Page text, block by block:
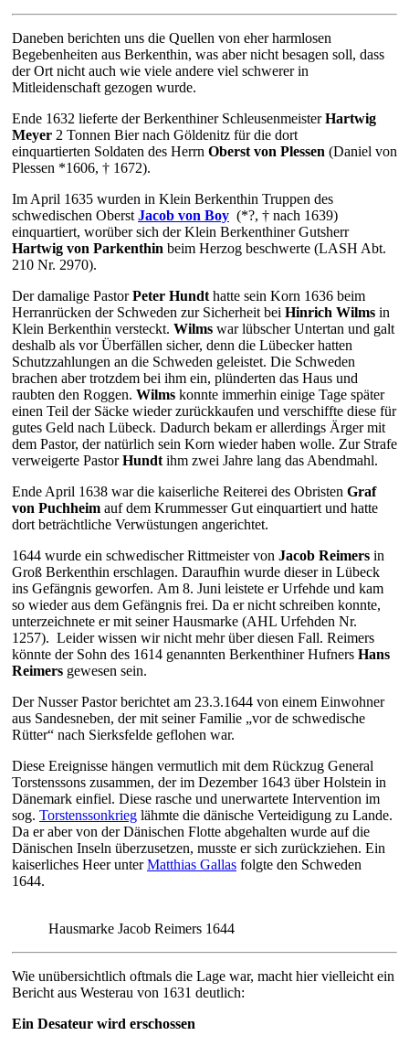
Daneben berichten uns die Quellen von eher harmlosen
Begebenheiten aus Berkenthin, was aber nicht besagen soll, dass
der Ort nicht auch wie viele andere viel schwerer in
Mitleidenschaft gezogen wurde.
Ende 1632 lieferte der Berkenthiner SchleusenmeisterHartwig
Meyer 2 Tonnen Bier nach Göldenitz für die dort
einquartierten Soldaten des Herrn Oberst von Plessen (Daniel von
Plessen *1606, † 1672).
Im April 1635 wurden in Klein Berkenthin Truppen des
schwedischen OberstJacob von Boy (*?, † nach 1639)
einquartiert, worüber sich der Klein Berkenthiner Gutsherr
Hartwig von Parkenthin beim Herzog beschwerte (LASH Abt.
210 Nr. 2970).
Der damalige PastorPeter Hundthatte sein Korn 1636 beim
Herranrücken der Schweden zur Sicherheit bei Hinrich Wilms in
Klein Berkenthin versteckt. Wilms war lübscher Untertan und galt
deshalb als vor Überfällen sicher, denn die Lübecker hatten
Schutzzahlungen an die Schweden geleistet. Die Schweden
brachen aber trotzdem bei ihm ein, plünderten das Haus und
raubten den Roggen. Wilms konnte immerhin einige Tage später
einen Teil der Säcke wieder zurückkaufen und verschiffte diese für
gutes Geld nach Lübeck. Dadurch bekam er allerdings Ärger mit
dem Pastor, der natürlich sein Korn wieder haben wolle. Zur Strafe
verweigerte PastorHundtihm zwei Jahre lang das Abendmahl.
Ende April 1638 war die kaiserliche Reiterei des Obristen Graf
von Puchheim auf dem Krummesser Gut einquartiert und hatte
dort beträchtliche Verwüstungen angerichtet.
1644 wurde ein schwedischer Rittmeister von Jacob Reimers in
Groß Berkenthin erschlagen. Daraufhin wurde dieser in Lübeck
ins Gefängnis geworfen. Am 8. Juni leistete er Urfehde und kam
so wieder aus dem Gefängnis frei. Da er nicht schreiben konnte,
unterzeichnete er mit seiner Hausmarke (AHL Urfehden Nr.
1257). Leider wissen wir nicht mehr über diesen Fall. Reimers
könnte der Sohn des 1614 genannten Berkenthiner Hufners Hans
Reimers gewesen sein.
Der Nusser Pastor berichtet am 23.3.1644 von einem Einwohner
aus Sandesneben, der mit seiner Familie „vor de schwedische
Rütter“ nach Sierksfelde geflohen war.
Diese Ereignisse hängen vermutlich mit dem Rückzug General
Torstenssons zusammen, der im Dezember 1643 über Holstein in
Dänemark einfiel. Diese rasche und unerwartete Intervention im
sog. Torstenssonkrieg lähmte die dänische Verteidigung zu Lande.
Da er aber von der Dänischen Flotte abgehalten wurde auf die
Dänischen Inseln überzusetzen, musste er sich zurückziehen. Ein
kaiserliches Heer unterMatthias Gallas folgte den Schweden
1644.
Hausmarke Jacob Reimers 1644
Wie unübersichtlich oftmals die Lage war, macht hier vielleicht ein
Bericht aus Westerau von 1631 deutlich:
Ein Desateur wird erschossen